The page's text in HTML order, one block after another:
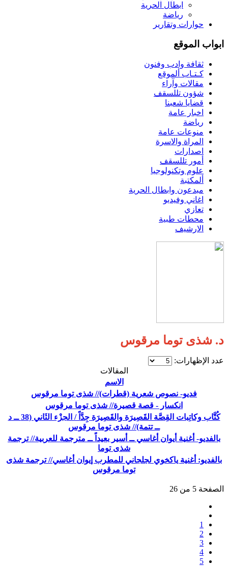
ابطال الحرية
رياضة
حوارات وتقارير
ابواب الموقع
ثقافة وادب وفنون
كـتـاب ألموقع
مقالات وآراء
شؤون تللسقف
قضايا شعبنا
اخبار عامة
رياضة
منوعات عامة
المراة والاسرة
اصدارات
أمور تللسقف
علوم وتكنولوجيا
ألمكتبة
مبدعون وابطال الحرية
اغاني وفيديو
تعازي
محطات طبية
الارشيف
د. شذى توما مرقوس
عدد الإظهارات:
المقالات
الاسم
فديو- نصوص شعرية (قطرات)// شذى توما مرقوس
انكسار - قصة قصيرة// شذى توما مرقوس
كُتَّاب وكاتِبات القِصَّة القَصِيرَة والقَصِيرَة جِدَّاً / الجزْء الثَاني (38 ــ د
ــ تتمة)// شذى توما مرقوس
بالفديو- أغنية أيوان أغاسي ــ أسير بعيداً ــ مترجمة للعربية// ترجمة
شذى توما
بالفديو: أغنية ياكخوي لجلجاني للمطرب إيوان أغاسي// ترجمة شذى
توما مرقوس
الصفحة 5 من 26
1
2
3
4
5